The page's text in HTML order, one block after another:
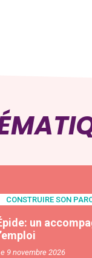
CONSTRUIRE SON
un
9 novembre 2026